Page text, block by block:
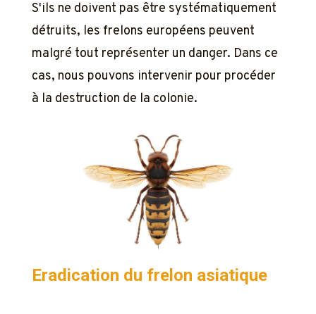
S'ils ne doivent pas être systématiquement
détruits, les frelons européens peuvent
malgré tout représenter un danger. Dans ce
cas, nous pouvons intervenir pour procéder
à la destruction de la colonie.
Eradication du frelon asiatique